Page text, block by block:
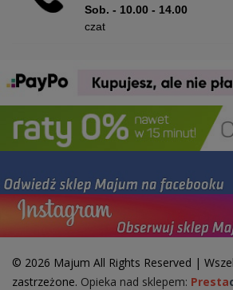
Sob. - 10.00 - 14.00
czat
© 2026 Majum All Rights Reserved |
zastrzeżone. Opieka nad sklepem: Presta